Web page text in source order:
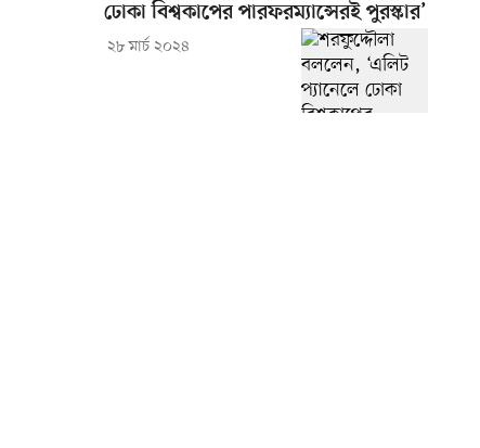
ঢোকা বিশ্বকাপের পারফরম্যান্সেরই পুরস্কার’
২৮ মার্চ ২০২৪